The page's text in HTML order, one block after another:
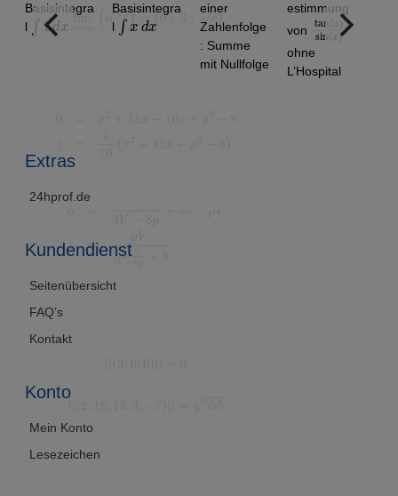
Basisintegra
l
1 dx
Basisintegra
l
∫x x
einer
Zahlenfolge
: Summe
mit Nullfolge
estimmung
von tan (x
)sin (
x)
ohne
L’Hospital
Extras
24hprof.de
Kundendienst
Seitenübersicht
FAQ’s
Kontakt
Konto
Mein Konto
Lesezeichen